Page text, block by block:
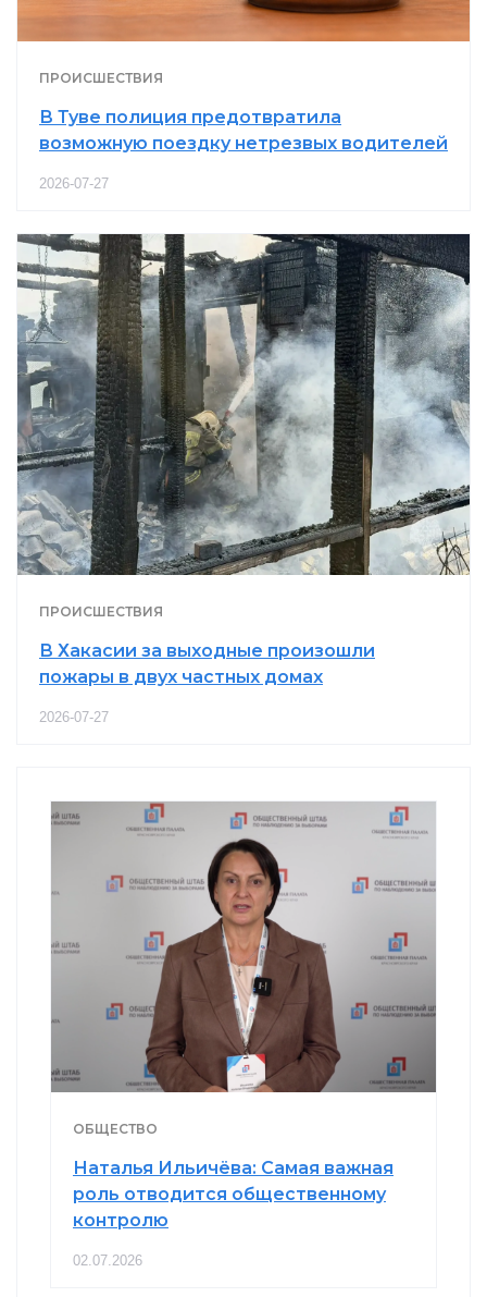
ПРОИСШЕСТВИЯ
В Туве полиция предотвратила
возможную поездку нетрезвых водителей
2026-07-27
ПРОИСШЕСТВИЯ
В Хакасии за выходные произошли
пожары в двух частных домах
2026-07-27
ОБЩЕСТВО
Наталья Ильичёва: Самая важная
роль отводится общественному
контролю
02.07.2026